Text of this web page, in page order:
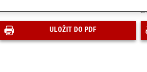
ULOŽIT DO PDF